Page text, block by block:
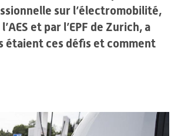
sur l’électromobilité,
et par l’EPF de Zurich, a
étaient ces défis et comment